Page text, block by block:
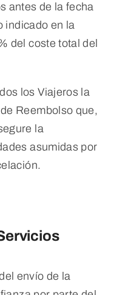
antes de la fecha
indicado en la
del coste total del
los Viajeros la
Reembolso que,
la
asumidas por
envío de la